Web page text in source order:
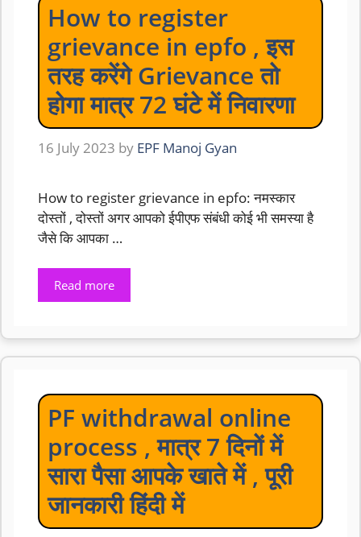
How to register
grievance in epfo , इस
तरह करेंगे Grievance तो
होगा मात्र 72 घंटे में निवारणा
16 July 2023 by EPF Manoj Gyan
How to register grievance in epfo: नमस्कार
दोस्तों , दोस्तों अगर आपको ईपीएफ संबंधी कोई भी समस्या है
जैसे कि आपका …
Read more
PF withdrawal online
process , मात्र 7 दिनों में
सारा पैसा आपके खाते में , पूरी
जानकारी हिंदी में